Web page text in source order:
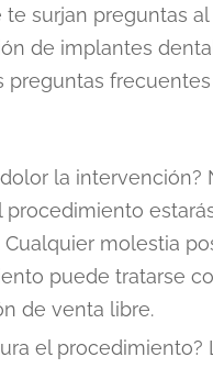
te surjan preguntas
de implantes
preguntas
la intervención?
procedimiento
Cualquier molestia
puede tratarse
de venta libre.
el procedimiento?